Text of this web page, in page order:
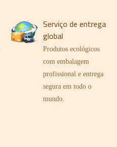
Serviço de entrega
global
Produtos ecológicos
com embalagem
profissional e entrega
segura em todo o
mundo.